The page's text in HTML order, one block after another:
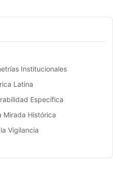
Institucionales
Latina
Específica
Mirada Histórica
Vigilancia